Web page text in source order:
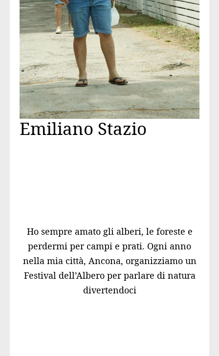
Emiliano Stazio
Ho sempre amato gli alberi, le foreste e
perdermi per campi e prati. Ogni anno
nella mia città, Ancona, organizziamo un
Festival dell’Albero per parlare di natura
divertendoci